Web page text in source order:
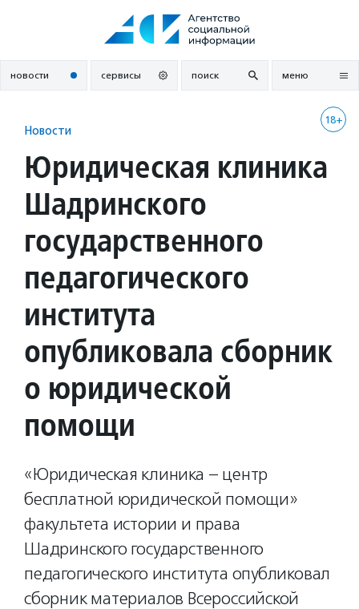
новости сервисы поиск меню
18+
Новости
Юридическая клиника
Шадринского
государственного
педагогического
института
опубликовала сборник
о юридической
помощи
«Юридическая клиника – центр
бесплатной юридической помощи»
факультета истории и права
Шадринского государственного
педагогического института опубликовал
сборник материалов Всероссийской